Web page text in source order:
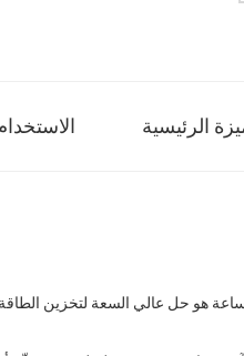
الرئيسية